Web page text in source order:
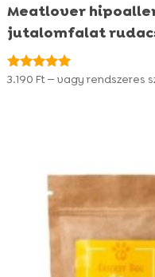
Meatlover
jutalomfalat
Értékelés:
3.190 Ft — vagy rendszeres